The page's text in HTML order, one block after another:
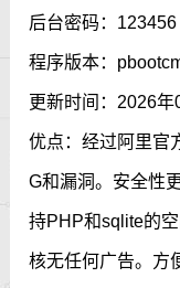
后台密码：123456
程序版本：
更新时间：2026年
优点：经过阿里官
G和漏洞。安全性
持PHP和sqlite的
核无任何广告。方